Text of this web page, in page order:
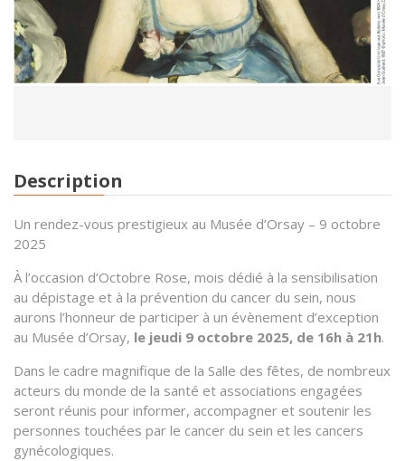
Description
Un rendez-vous prestigieux au Musée d’Orsay – 9 octobre
2025
À l’occasion d’Octobre Rose, mois dédié à la sensibilisation
au dépistage et à la prévention du cancer du sein, nous
aurons l’honneur de participer à un évènement d’exception
au Musée d’Orsay, le jeudi 9 octobre 2025, de 16h à 21h.
Dans le cadre magnifique de la Salle des fêtes, de nombreux
acteurs du monde de la santé et associations engagées
seront réunis pour informer, accompagner et soutenir les
personnes touchées par le cancer du sein et les cancers
gynécologiques.